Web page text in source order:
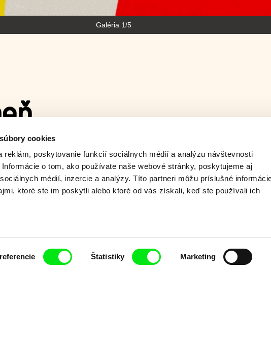
cookies
reklám, poskytovanie funkcií sociálnych médií a analýzu návštevnosti
o tom, ako používate naše webové stránky, poskytujeme aj
médií, inzercie a analýzy. Títo partneri môžu príslušné
ktoré ste im poskytli alebo ktoré od vás získali, keď ste používali ich
Štatistiky Marketing
Galéria 1/5
dedinky, v ktorej žije
Kameň.